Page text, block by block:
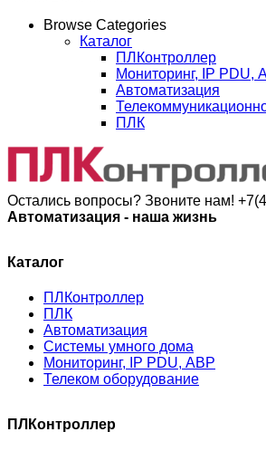
Browse Categories
Каталог
ПЛКонтроллер
Мониторинг, IP PDU,
Автоматизация
ПЛК
Остались вопросы? Звоните нам!
Автоматизация - наша жизнь
Каталог
ПЛКонтроллер
ПЛК
Автоматизация
Системы умного дома
Мониторинг, IP PDU, АВР
Телеком оборудование
ПЛКонтроллер